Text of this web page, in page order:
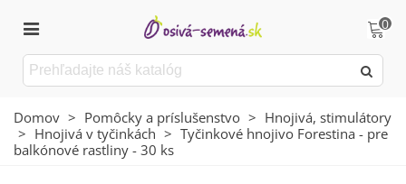
0
Domov > Pomôcky a príslušenstvo > Hnojivá, stimulátory
> Hnojivá v tyčinkách > Tyčinkové hnojivo Forestina - pre
balkónové rastliny - 30 ks